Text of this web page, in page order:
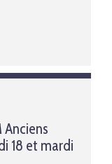
Anciens
18 et mardi